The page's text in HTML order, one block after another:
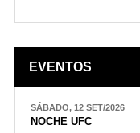
EVENTOS
SÁBADO, 12 SET/2026
NOCHE UFC